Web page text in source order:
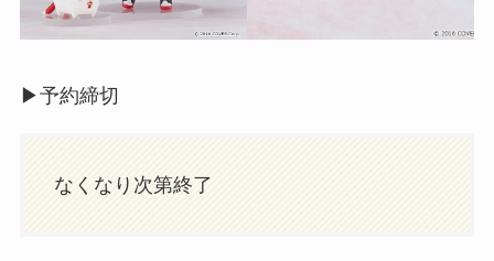
▶︎予約締切
なくなり次第終了